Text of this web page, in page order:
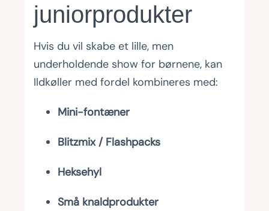
juniorprodukter
Hvis du vil skabe et lille, men
underholdende show for børnene, kan
Ildkøller med fordel kombineres med:
Mini-fontæner
Blitzmix / Flashpacks
Heksehyl
Små knaldprodukter